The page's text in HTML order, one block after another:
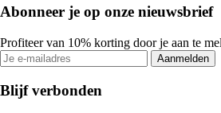
Abonneer je op onze nieuwsbrief
Profiteer van 10% korting door je aan te
Aanmelden
Blijf verbonden